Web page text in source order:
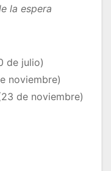
la espera
de julio)
noviembre)
de noviembre)